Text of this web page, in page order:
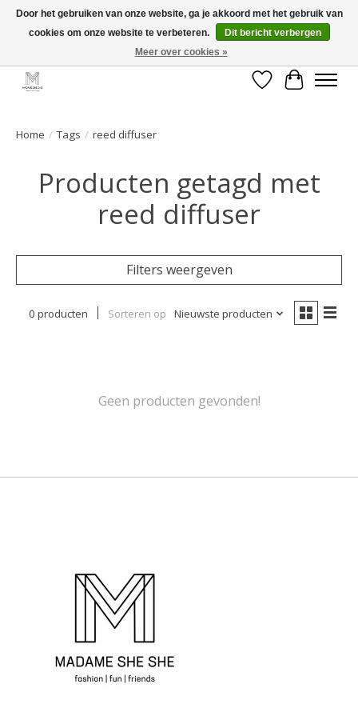
GRATIS verzending vanaf €50 voor BE - €75 voor NL - After pay mogelijk!
Verlanglijst
Home / Tags / reed diffuser
Producten getagd met
reed diffuser
Filters weergeven
0 producten Sorteren op Nieuwste producten
Geen producten gevonden!
Door het gebruiken van onze website, ga je akkoord met het gebruik van
cookies om onze website te verbeteren.
Dit bericht verbergen
Meer over cookies »